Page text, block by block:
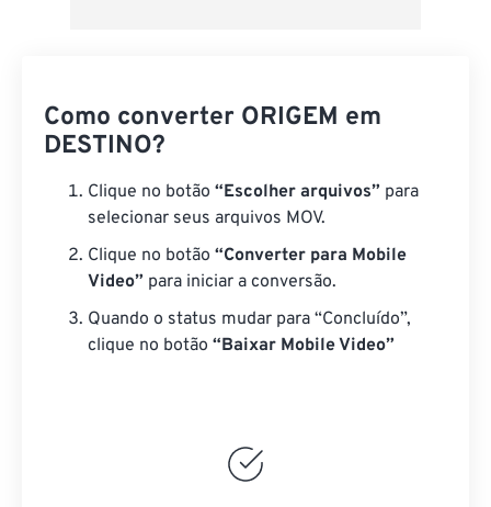
Como converter ORIGEM em
DESTINO?
Clique no botão “Escolher arquivos” para
selecionar seus arquivos MOV.
Clique no botão “Converter para Mobile
Video” para iniciar a conversão.
Quando o status mudar para “Concluído”,
clique no botão “Baixar Mobile Video”